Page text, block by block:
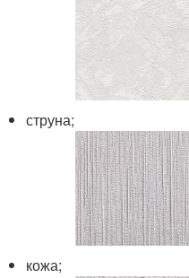
струна;
кожа;